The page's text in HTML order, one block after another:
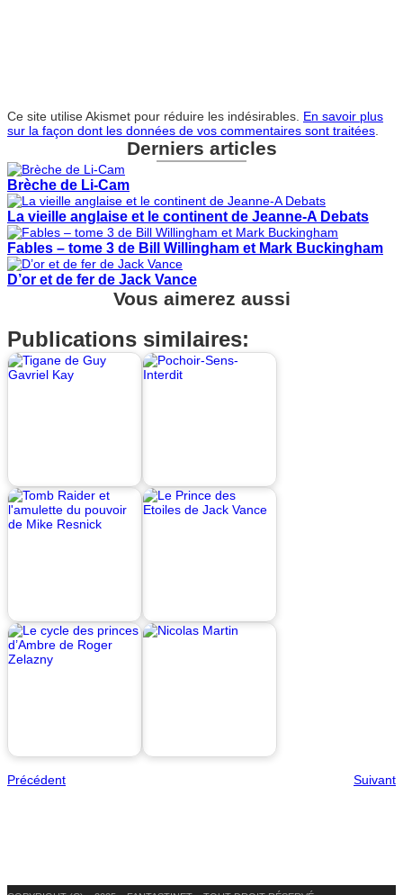
Ce site utilise Akismet pour réduire les indésirables. En savoir plus
sur la façon dont les données de vos commentaires sont traitées
Derniers articles
Brèche de Li-Cam
La vieille anglaise et le continent de Jeanne-A Debats
Fables – tome 3 de Bill Willingham et Mark Buckingham
D’or et de fer de Jack Vance
Vous aimerez aussi
Publications similaires:
Précédent Suivant